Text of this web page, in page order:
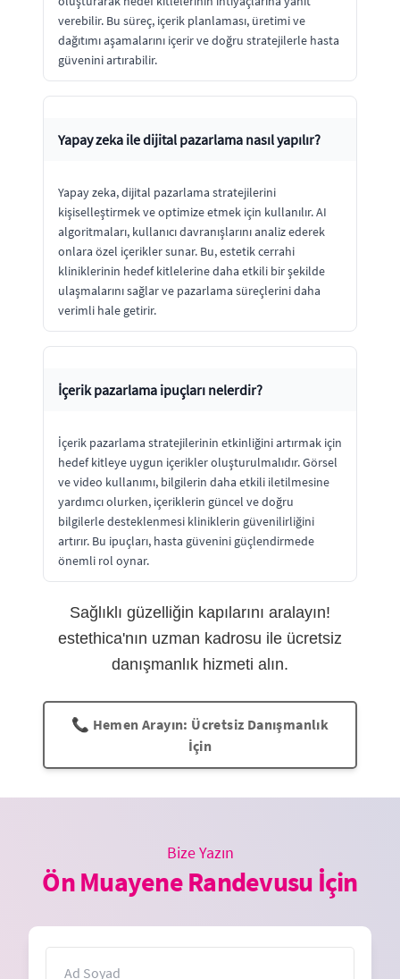
verebilir. Bu süreç, içerik planlaması, üretimi ve
dağıtımı aşamalarını içerir ve doğru stratejilerle hasta
güvenini artırabilir.
Yapay zeka ile dijital pazarlama nasıl yapılır?
Yapay zeka, dijital pazarlama stratejilerini
kişiselleştirmek ve optimize etmek için kullanılır. AI
algoritmaları, kullanıcı davranışlarını analiz ederek
onlara özel içerikler sunar. Bu, estetik cerrahi
kliniklerinin hedef kitlelerine daha etkili bir şekilde
ulaşmalarını sağlar ve pazarlama süreçlerini daha
verimli hale getirir.
İçerik pazarlama ipuçları nelerdir?
İçerik pazarlama stratejilerinin etkinliğini artırmak için
hedef kitleye uygun içerikler oluşturulmalıdır. Görsel
ve video kullanımı, bilgilerin daha etkili iletilmesine
yardımcı olurken, içeriklerin güncel ve doğru
bilgilerle desteklenmesi kliniklerin güvenilirliğini
artırır. Bu ipuçları, hasta güvenini güçlendirmede
önemli rol oynar.
Sağlıklı güzelliğin kapılarını aralayın!
estethica'nın uzman kadrosu ile ücretsiz
danışmanlık hizmeti alın.
📞 Hemen Arayın: Ücretsiz Danışmanlık
İçin
Bize Yazın
Ön Muayene Randevusu İçin